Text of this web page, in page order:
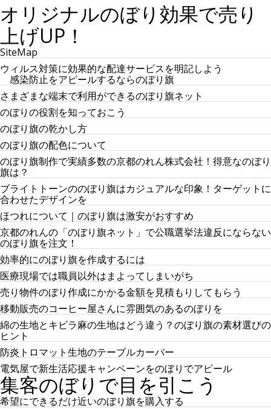
オリジナルのぼり効果で売り
上げUP！
SiteMap
ウィルス対策に効果的な配達サービスを明記しよう
感染防止をアピールするならのぼり旗
さまざまな端末で利用ができるのぼり旗ネット
のぼりの役割を知っておこう
のぼり旗の乾かし方
のぼり旗の配色について
のぼり旗制作で実績多数の京都のれん株式会社！得意なのぼり
旗は？
ブライトトーンののぼり旗はカジュアルな印象！ターゲットに
合わせたデザインを
ほつれについて｜のぼり旗は激安がおすすめ
京都のれんの「のぼり旗ネット」で公職選挙法違反にならない
のぼり旗を注文！
効率的にのぼり旗を作成するには
医療現場では職員以外はまよってしまいがち
売り物件のぼり作成にかかる金額を見積もりしてもらう
移動販売のコーヒー屋さんに雰囲気のあるのぼりを
綿の生地とキビラ麻の生地はどう違う？のぼり旗の素材選びの
ヒント
防炎トロマット生地のテーブルカーバー
電気屋で新生活応援キャンペーンをのぼりでアピール
集客のぼりで目を引こう
希望にできるだけ近いのぼり旗を購入する